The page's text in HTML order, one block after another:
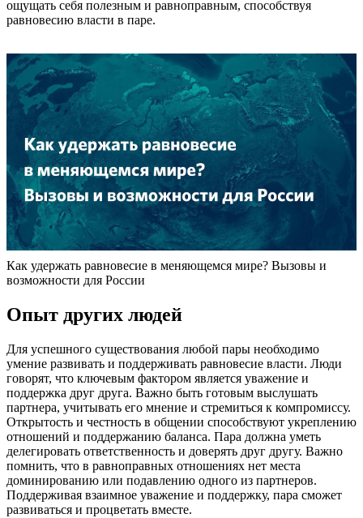
ощущать себя полезным и равноправным, способствуя
равновесию власти в паре.
Как удержать равновесие в меняющемся мире? Вызовы и
возможности для России
Опыт других людей
Для успешного существования любой пары необходимо
умение развивать и поддерживать равновесие власти. Люди
говорят, что ключевым фактором является уважение и
поддержка друг друга. Важно быть готовым выслушать
партнера, учитывать его мнение и стремиться к компромиссу.
Открытость и честность в общении способствуют укреплению
отношений и поддержанию баланса. Пара должна уметь
делегировать ответственность и доверять друг другу. Важно
помнить, что в равноправных отношениях нет места
доминированию или подавлению одного из партнеров.
Поддерживая взаимное уважение и поддержку, пара сможет
развиваться и процветать вместе.